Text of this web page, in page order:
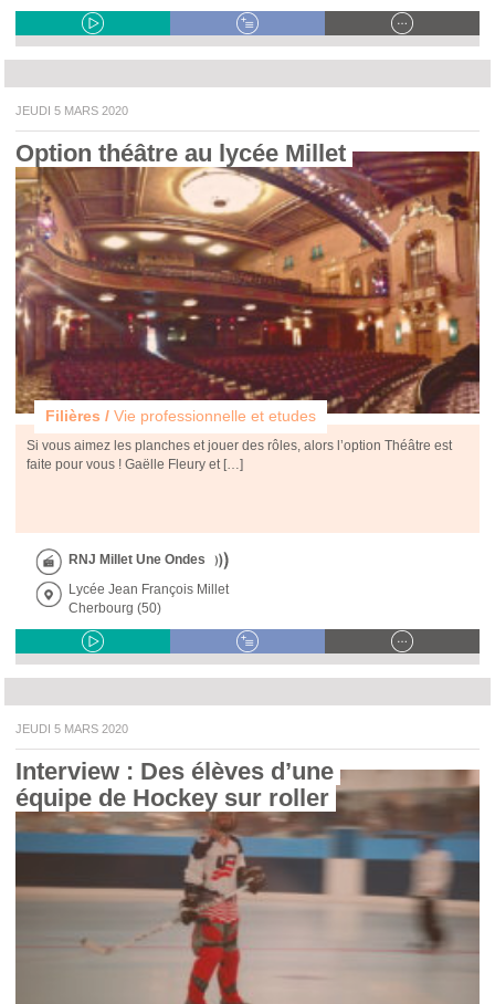
JEUDI 5 MARS 2020
Option théâtre au lycée Millet
Filières / Vie professionnelle et etudes
Si vous aimez les planches et jouer des rôles, alors l’option Théâtre est
faite pour vous ! Gaëlle Fleury et […]
RNJ Millet Une Ondes
Lycée Jean François Millet
Cherbourg (50)
JEUDI 5 MARS 2020
Interview : Des élèves d’une
équipe de Hockey sur roller